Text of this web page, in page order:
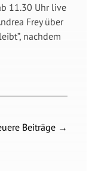
11.30 Uhr live
Frey über
nachdem
Beiträge →